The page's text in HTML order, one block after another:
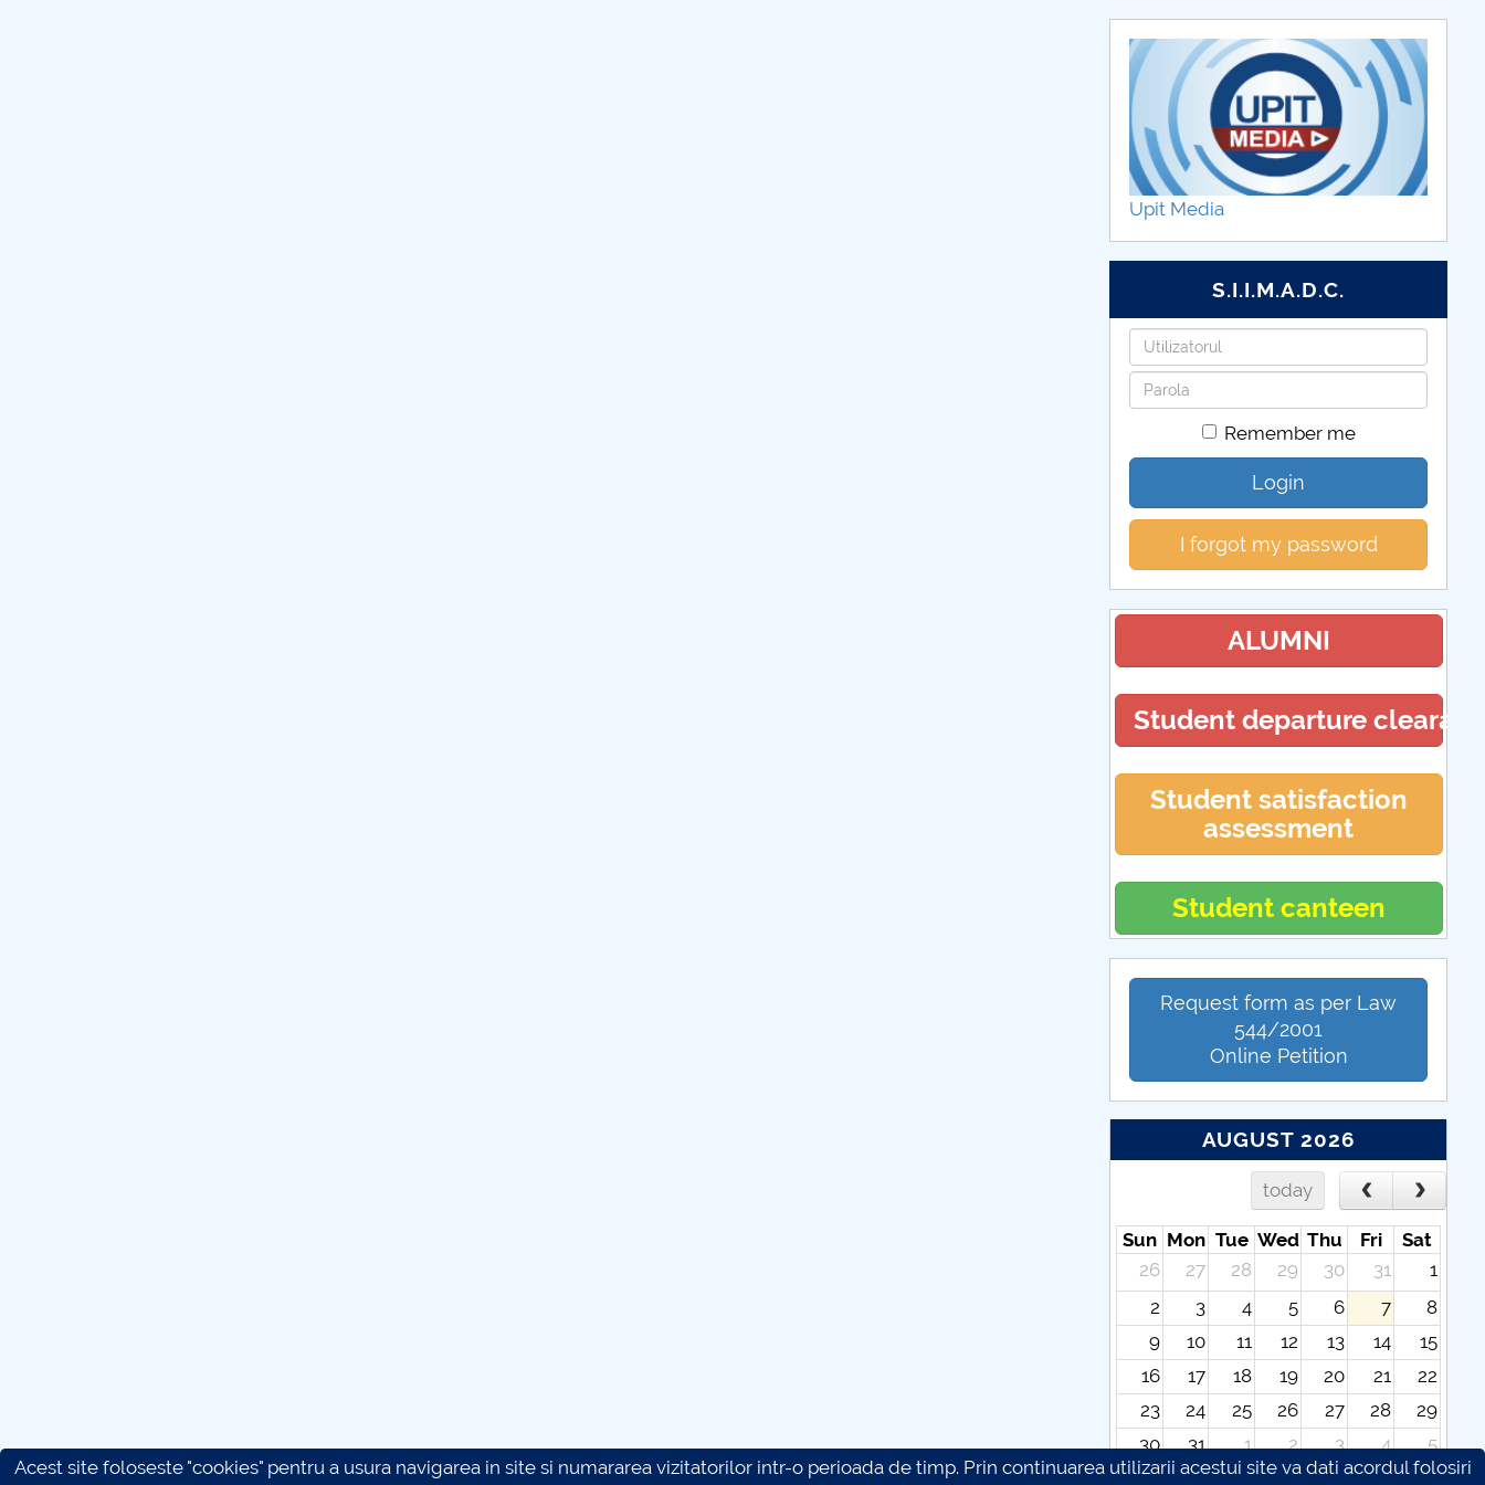
Upit Media
S.I.I.M.A.D.C.
Username
Password
Remember me
Login
I forgot my password
ALUMNI
Student departure
Student satisfaction
assessment
Student canteen
Request form as per Law
544/2001
Online Petition
AUGUST 2026
today
Sun Mon Tue Wed Thu Fri
Sat
26
27 28 29 30 31
1
2
3 4 5 6 7
8
9
10 11 12 13 14
15
16
17 18 19 20 21
22
23
24 25 26 27 28
29
30
31 1 2 3 4
5
Acest site foloseste "cookies" pentru a usura navigarea in site si numararea vizitatorilor intr-o perioada de timp. Prin continuarea utilizarii acestui site va dati acordul folosiri